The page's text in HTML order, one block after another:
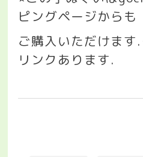
ピングページからも
ご購入いただけます
リンクあります.